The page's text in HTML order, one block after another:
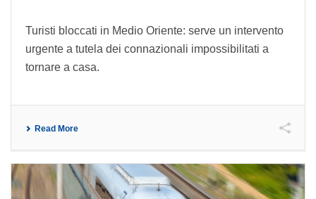
Turisti bloccati in Medio Oriente: serve un intervento
urgente a tutela dei connazionali impossibilitati a
tornare a casa.
Read More